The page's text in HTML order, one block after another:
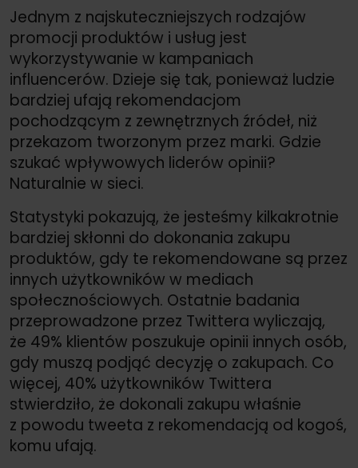
Jednym z najskuteczniejszych rodzajów
promocji produktów i usług jest
wykorzystywanie w kampaniach
influencerów. Dzieje się tak, ponieważ ludzie
bardziej ufają rekomendacjom
pochodzącym z zewnętrznych źródeł, niż
przekazom tworzonym przez marki. Gdzie
szukać wpływowych liderów opinii?
Naturalnie w sieci.
Statystyki pokazują, że jesteśmy kilkakrotnie
bardziej skłonni do dokonania zakupu
produktów, gdy te rekomendowane są przez
innych użytkowników w mediach
społecznościowych. Ostatnie badania
przeprowadzone przez Twittera wyliczają,
że 49% klientów poszukuje opinii innych osób,
gdy muszą podjąć decyzję o zakupach. Co
więcej, 40% użytkowników Twittera
stwierdziło, że dokonali zakupu właśnie
z powodu tweeta z rekomendacją od kogoś,
komu ufają.